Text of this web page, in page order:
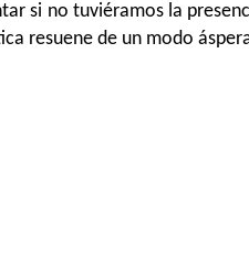
si no tuviéramos la
resuene de un modo